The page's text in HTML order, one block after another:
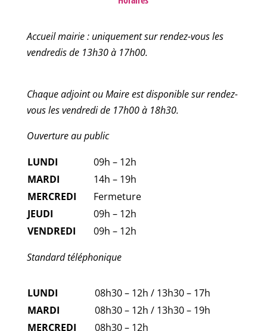
Accueil mairie : uniquement sur rendez-vous les
vendredis de 13h30 à 17h00.
Chaque adjoint ou Maire est disponible sur rendez-
vous les vendredi de 17h00 à 18h30.
Ouverture au public
LUNDI
09h – 12h
MARDI
14h – 19h
MERCREDI
Fermeture
JEUDI
09h – 12h
VENDREDI
09h – 12h
Standard téléphonique
LUNDI
08h30 – 12h / 13h30 – 17h
MARDI
08h30 – 12h / 13h30 – 19h
MERCREDI
08h30 – 12h